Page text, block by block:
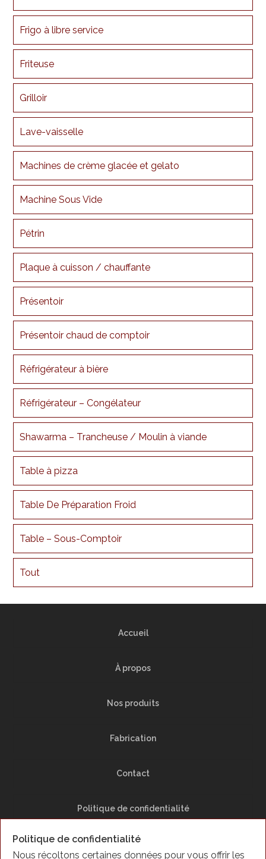
Frigo à libre service
Friteuse
Grilloir
Lave-vaisselle
Machines de crème glacée et gelato
Machine Sous Vide
Pétrin
Plaque à cuisson / chauffante
Présentoir
Présentoir chaud de comptoir
Réfrigérateur à bière
Réfrigérateur – Congélateur
Shawarma – Trancheuse / Moulin à viande
Table à pizza
Table De Préparation Froid
Table – Sous-Comptoir
Tout
Accueil
À propos
Nos produits
Fabrication
Contact
Politique de confidentialité
Plan du Site
Politique de confidentialité
Nous récoltons certaines données pour vous offrir les